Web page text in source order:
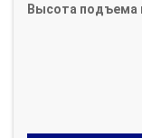
Высота подъема